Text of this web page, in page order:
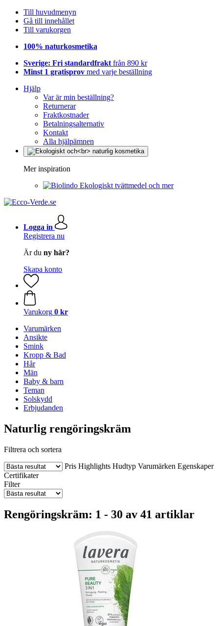
Till huvudmenyn
Gå till innehållet
Till varukorgen
100% naturkosmetika
Sverige: Fri standardfrakt från 890 kr
Minst 1 gratisprov med varje beställning
Hjälp
Var är min beställning?
Returnerar
Fraktkostnader
Betalningsalternativ
Kontakt
Alla hjälpämnen
Mer inspiration
Ekologiskt tvättmedel och mer
Logga in
Registrera nu
Är du ny här?
Skapa konto
Varukorg 0 kr
Varumärken
Ansikte
Smink
Kropp & Bad
Hår
Män
Baby & barn
Teman
Solskydd
Erbjudanden
Naturlig rengöringskräm
Filtrera och sortera
Pris Highlights Hudtyp Varumärken Egenskaper
Certifikater
Filter
Rengöringskräm: 1 - 30 av 41 artiklar